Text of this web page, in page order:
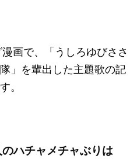
画で、「うしろゆびささ
」を輩出した主題歌の記
。
ハチャメチャぶりは